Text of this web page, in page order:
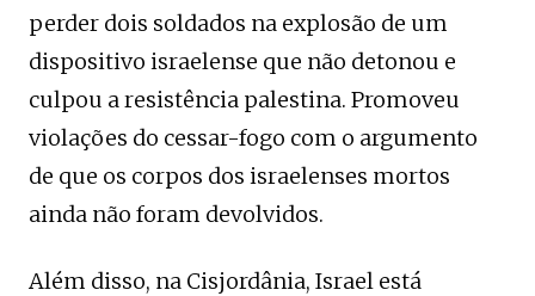
perder dois soldados na explosão de um
dispositivo israelense que não detonou e
culpou a resistência palestina. Promoveu
violações do cessar-fogo com o argumento
de que os corpos dos israelenses mortos
ainda não foram devolvidos.
Além disso, na Cisjordânia, Israel está